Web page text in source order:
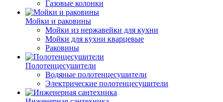
Газовые колонки
Мойки и раковины
Мойки из нержавейки для кухни
Мойки для кухни кварцевые
Раковины
Полотенцесушители
Водяные полотенцесушители
Электрические полотенцесушители